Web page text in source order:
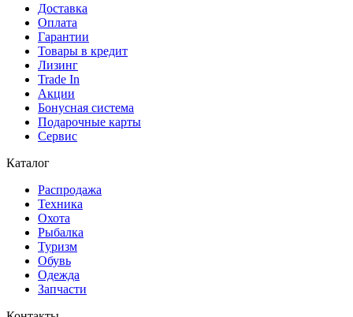
Доставка
Оплата
Гарантии
Товары в кредит
Лизинг
Trade In
Акции
Бонусная система
Подарочные карты
Сервис
Каталог
Распродажа
Техника
Охота
Рыбалка
Туризм
Обувь
Одежда
Запчасти